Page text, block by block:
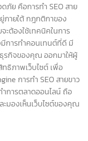
ย คือการทำ SEO สาย
ภายใต้ กฎกติกาของ
ะต้องใช้เทคนิคในการ
การทำคอนเทนต์ที่ดี มี
รกิจของคุณ ออกมาให้ผู้
ธิภาพเว็บไซต์ เพื่อ
การทำ SEO สายขาว
การตลาดออนไลน์ ถือ
ะมองเห็นเว็บไซต์ของคุณ